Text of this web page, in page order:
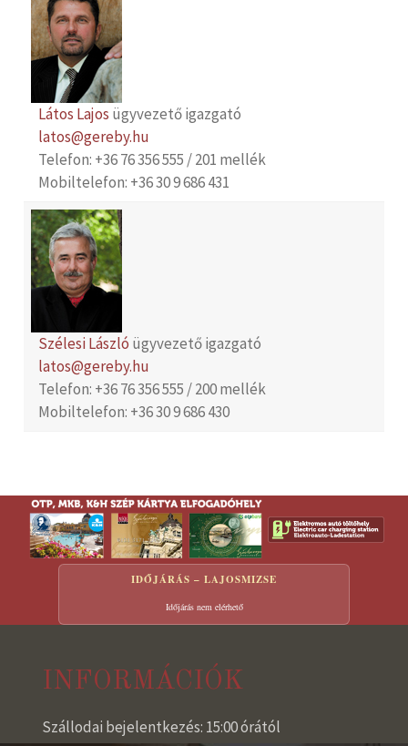
Látos Lajos ügyvezető igazgató
latos@gereby.hu
Telefon: +36 76 356 555 / 201 mellék
Mobiltelefon: +36 30 9 686 431
Szélesi László ügyvezető igazgató
latos@gereby.hu
Telefon: +36 76 356 555 / 200 mellék
Mobiltelefon: +36 30 9 686 430
IDŐJÁRÁS – LAJOSMIZSE
Időjárás nem elérhető
INFORMÁCIÓK
Szállodai bejelentkezés: 15:00 órától